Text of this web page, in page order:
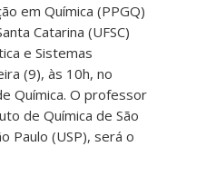
em Química (PPGQ)
Catarina (UFSC)
e Sistemas
(9), às 10h, no
Química. O professor
de Química de São
Paulo (USP), será o